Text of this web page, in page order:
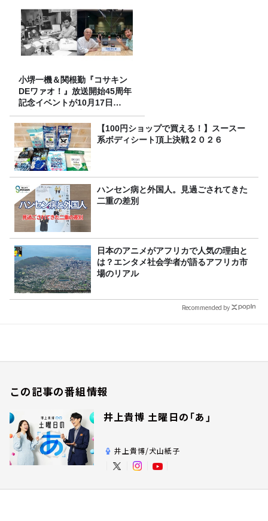
小堺一機＆関根勤『コサキン
DEワァオ！』放送開始45周年
記念イベントが10月17日
（土）に開催決定！本日より
FC先行受付スタート！【100円ショップで買える！】スースー
系ボディシート頂上決戦２０２６
ハンセン病と外国人。見過ごされてきた
二重の差別
日本のアニメがアフリカで人気の理由と
は？エンタメ社会学者が語るアフリカ市
場のリアル
Recommended by
この記事の番組情報
井上貴博 土曜日の「あ」
井上貴博/犬山紙子